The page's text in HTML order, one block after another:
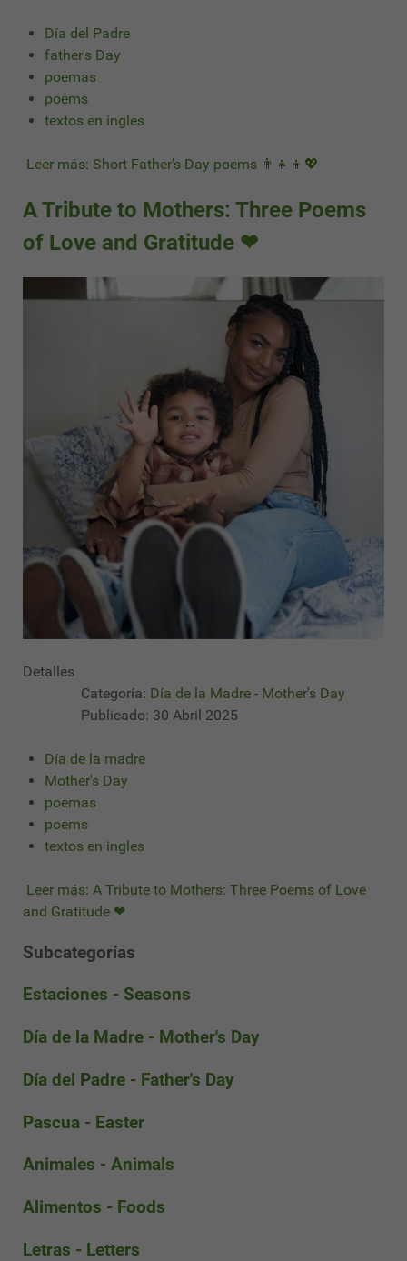
Día del Padre
father's Day
poemas
poems
textos en ingles
Leer más: Short Father’s Day poems 👨‍👧‍👦💖
A Tribute to Mothers: Three Poems
of Love and Gratitude ❤
Detalles
Categoría: Día de la Madre - Mother's Day
Publicado: 30 Abril 2025
Día de la madre
Mother's Day
poemas
poems
textos en ingles
Leer más: A Tribute to Mothers: Three Poems of Love
and Gratitude ❤
Subcategorías
Estaciones - Seasons
Día de la Madre - Mother's Day
Día del Padre - Father's Day
Pascua - Easter
Animales - Animals
Alimentos - Foods
Letras - Letters